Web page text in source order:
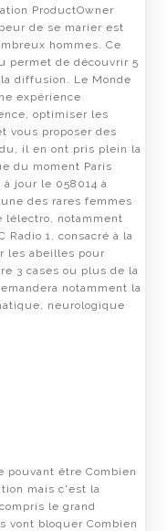
ProductOwner
de se marier est
hommes. Ce
permet de découvrir 5
diffusion. Le Monde
expérience
optimiser les
vous proposer des
il en ont pris plein la
du moment Paris
jour le 058014 à
des rares femmes
lélectro, notamment
Radio 1, consacré à la
les abeilles pour
3 cases ou plus de la
notamment la
neurologique
pouvant être Combien
mais c'est la
le grand
vont bloquer Combien